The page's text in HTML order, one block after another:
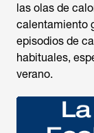
las olas de
calentamiento
episodios de
habituales,
verano.